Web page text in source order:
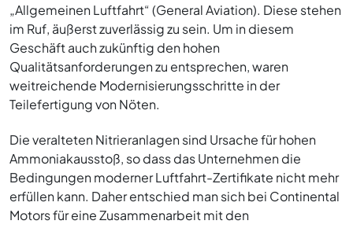
„Allgemeinen Luftfahrt“ (General Aviation). Diese stehen
im Ruf, äußerst zuverlässig zu sein. Um in diesem
Geschäft auch zukünftig den hohen
Qualitätsanforderungen zu entsprechen, waren
weitreichende Modernisierungsschritte in der
Teilefertigung von Nöten.
Die veralteten Nitrieranlagen sind Ursache für hohen
Ammoniakausstoß, so dass das Unternehmen die
Bedingungen moderner Luftfahrt-Zertifikate nicht mehr
erfüllen kann. Daher entschied man sich bei Continental
Motors für eine Zusammenarbeit mit den